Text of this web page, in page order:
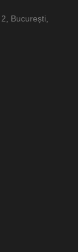
București,